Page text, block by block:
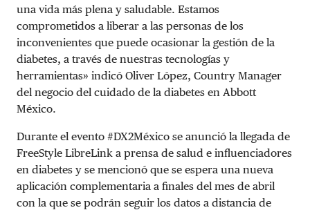
una vida más plena y saludable. Estamos
comprometidos a liberar a las personas de los
inconvenientes que puede ocasionar la gestión de la
diabetes, a través de nuestras tecnologías y
herramientas» indicó Oliver López, Country Manager
del negocio del cuidado de la diabetes en Abbott
México.
Durante el evento #DX2México se anunció la llegada de
FreeStyle LibreLink a prensa de salud e influenciadores
en diabetes y se mencionó que se espera una nueva
aplicación complementaria a finales del mes de abril
con la que se podrán seguir los datos a distancia de